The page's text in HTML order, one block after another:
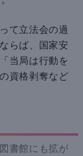
て立法会の過
らば、国家安
当局は行動を
資格剥奪など
書館にも拡が